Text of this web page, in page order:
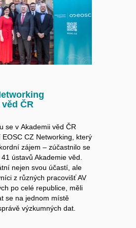
ČR
se v Akademii věd ČR
CZ Networking, který
zájem – zúčastnilo se
ústavů Akademie věd.
nejen svou účastí, ale
z různých pracovišť AV
po celé republice, měli
se na jednom místě
výzkumných dat.